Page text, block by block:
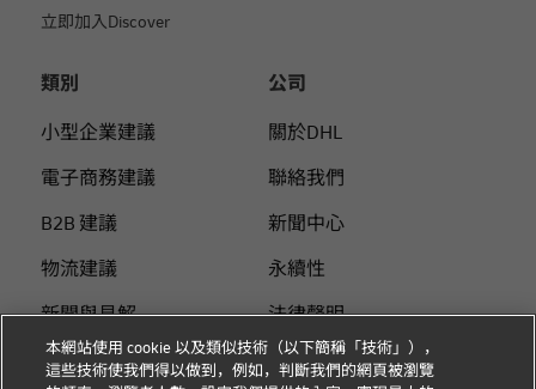
立即加入Discover
類別
小型企業建議
電子商務建議
B2B 建議
物流建議
新聞與見解
使用DHL 寄件
公司
關於DHL
聯絡我們
新聞中心
永續性
法律聲明
使用條款
本網站使用 cookie 以及類似技術（以下簡稱「技術」），
這些技術使我們得以做到，例如，判斷我們的網頁被瀏覽